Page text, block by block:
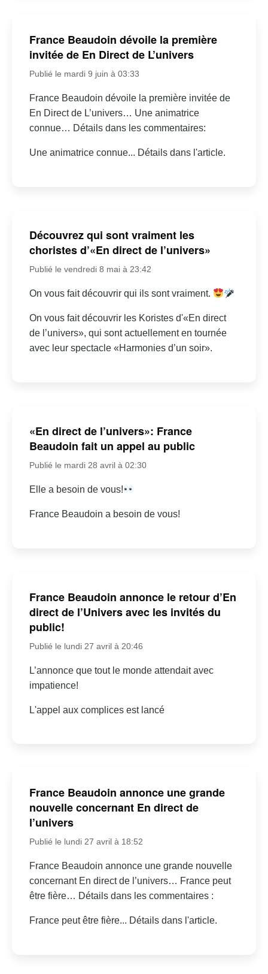
France Beaudoin dévoile la première
invitée de En Direct de L’univers
Publié le mardi 9 juin à 03:33
France Beaudoin dévoile la première invitée de
En Direct de L’univers… Une animatrice
connue… Détails dans les commentaires:
Une animatrice connue... Détails dans l'article.
Découvrez qui sont vraiment les
choristes d’«En direct de l’univers»
Publié le vendredi 8 mai à 23:42
On vous fait découvrir qui ils sont vraiment.
On vous fait découvrir les Koristes d'«En direct
de l’univers», qui sont actuellement en tournée
avec leur spectacle «Harmonies d’un soir».
«En direct de l’univers»: France
Beaudoin fait un appel au public
Publié le mardi 28 avril à 02:30
Elle a besoin de vous!
France Beaudoin a besoin de vous!
France Beaudoin annonce le retour d’En
direct de l’Univers avec les invités du
public!
Publié le lundi 27 avril à 20:46
L’annonce que tout le monde attendait avec
impatience!
L'appel aux complices est lancé
France Beaudoin annonce une grande
nouvelle concernant En direct de
l’univers
Publié le lundi 27 avril à 18:52
France Beaudoin annonce une grande nouvelle
concernant En direct de l’univers… France peut
être fière… Détails dans les commentaires :
France peut être fière... Détails dans l'article.